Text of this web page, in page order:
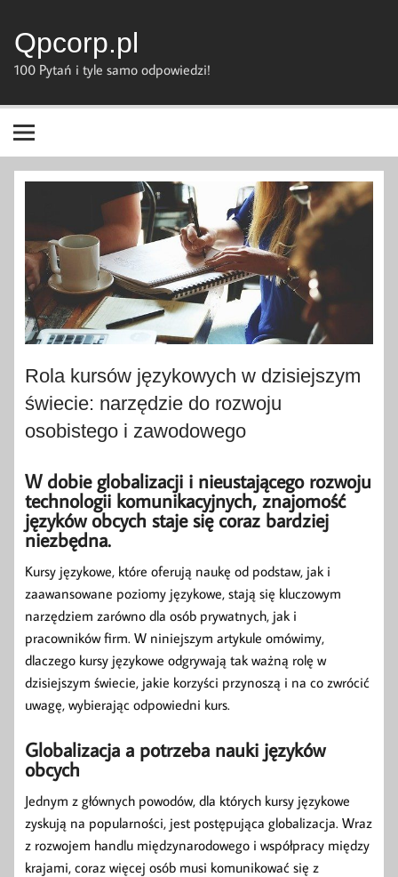
content
Qpcorp.pl
100 Pytań i tyle samo odpowiedzi!
Rola kursów językowych w dzisiejszym
świecie: narzędzie do rozwoju
osobistego i zawodowego
W dobie globalizacji i nieustającego rozwoju
technologii komunikacyjnych, znajomość
języków obcych staje się coraz bardziej
niezbędna.
Kursy językowe, które oferują naukę od podstaw, jak i
zaawansowane poziomy językowe, stają się kluczowym
narzędziem zarówno dla osób prywatnych, jak i
pracowników firm. W niniejszym artykule omówimy,
dlaczego kursy językowe odgrywają tak ważną rolę w
dzisiejszym świecie, jakie korzyści przynoszą i na co zwrócić
uwagę, wybierając odpowiedni kurs.
Globalizacja a potrzeba nauki języków
obcych
Jednym z głównych powodów, dla których kursy językowe
zyskują na popularności, jest postępująca globalizacja. Wraz
z rozwojem handlu międzynarodowego i współpracy między
krajami, coraz więcej osób musi komunikować się z